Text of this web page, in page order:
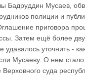
Бадруддин Мусаев,
полиции и
приговора
Затем ещё более
удавалось уточнить -
Мусаеву. О нем
суда